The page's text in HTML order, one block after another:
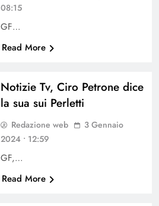
08:15
GF…
Read More
Notizie Tv, Ciro Petrone dice
la sua sui Perletti
Redazione web
3 Gennaio
2024 • 12:59
GF,…
Read More